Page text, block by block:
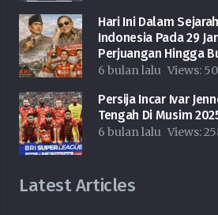
Hari Ini Dalam
Indonesia Pada 29
Perjuangan Hingga
6 bulan lalu Views:
Persija Incar Ivar
Tengah Di Musim
6 bulan lalu Views:
Latest Articles